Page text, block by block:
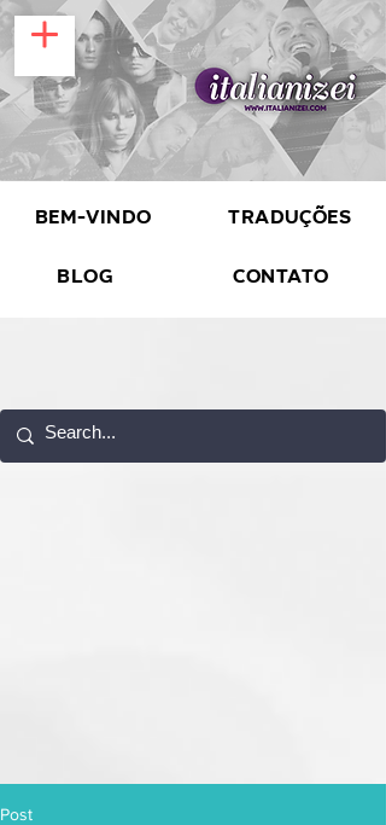
Bem-vindo Traduções
Blog Contato
Post